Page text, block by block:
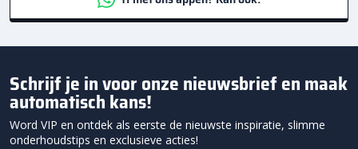
Schrijf je in voor onze nieuwsbrief en maak
automatisch kans!
Word VIP en ontdek als eerste de nieuwste inspiratie, slimme
onderhoudstips en exclusieve acties!